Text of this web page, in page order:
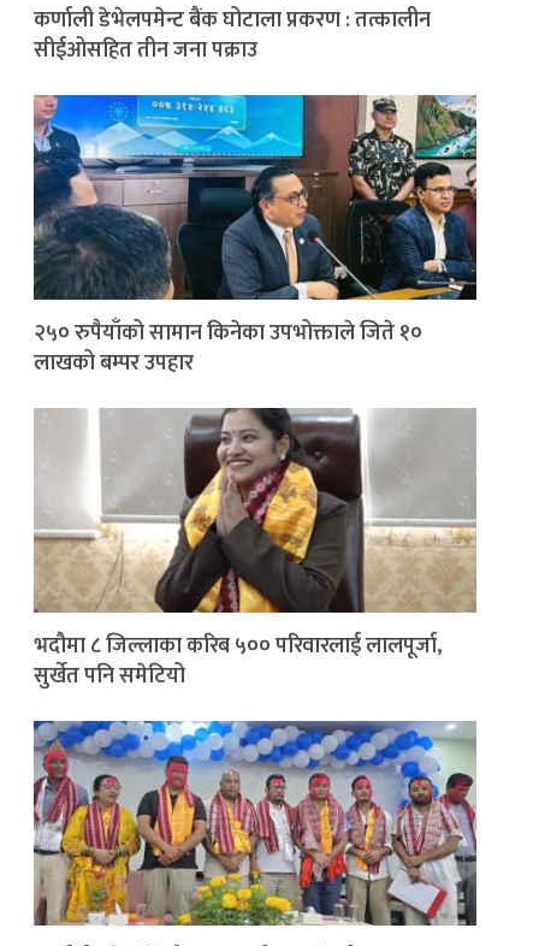
कर्णाली डेभेलपमेन्ट बैंक घोटाला प्रकरण : तत्कालीन
सीईओसहित तीन जना पक्राउ
२५० रुपैयाँको सामान किनेका उपभोक्ताले जिते १०
लाखको बम्पर उपहार
भदौमा ८ जिल्लाका करिब ५०० परिवारलाई लालपूर्जा,
सुर्खेत पनि समेटियो